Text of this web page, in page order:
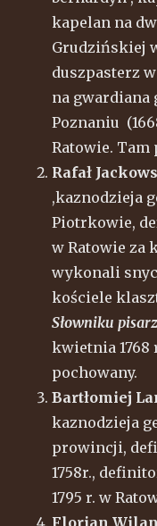
kapelan na
Grudzińskiej
duszpasterz
na gwardiana
Poznaniu
Ratowie. Tam
Rafał
,kaznodzieja
Piotrkowie,
w Ratowie za
wykonali
kościele
Słowniku
kwietnia 1768
pochowany.
Bartłomiej
kaznodzieja
prowincji,
1758r.,
1795 r. w
Florian